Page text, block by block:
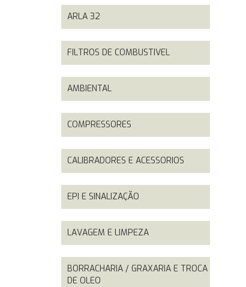
ARLA 32
FILTROS DE COMBUSTIVEL
AMBIENTAL
COMPRESSORES
CALIBRADORES E ACESSORIOS
EPI E SINALIZAÇÃO
LAVAGEM E LIMPEZA
BORRACHARIA / GRAXARIA E TROCA
DE OLEO